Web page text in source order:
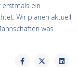
erstmals ein
Wir planen aktuell
was